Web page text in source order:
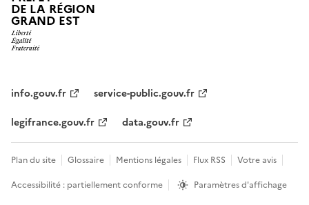
DE LA RÉGION
GRAND EST
info.gouv.fr
service-public.gouv.fr
legifrance.gouv.fr
data.gouv.fr
Plan du site Glossaire Mentions légales Flux RSS
Votre avis
Accessibilité : partiellement conforme
Paramètres d'affichage